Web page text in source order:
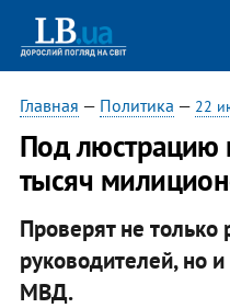
Главная — Политика — 22
Под люстрацию
тысяч
Проверят не только
руководителей, но
МВД.